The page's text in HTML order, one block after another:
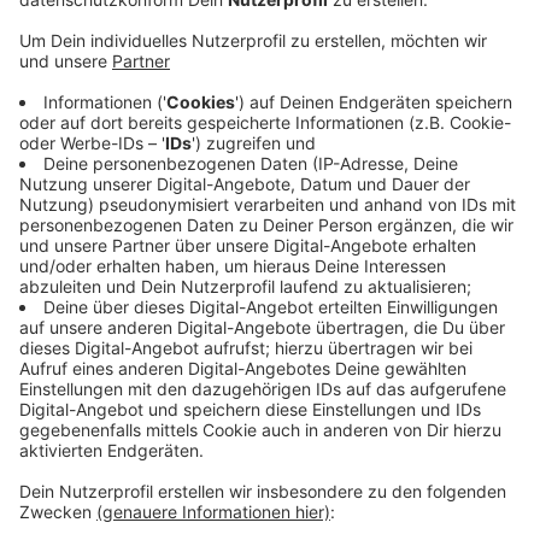
Nach einem Unfall kurz vor der Rheinbrücke in
Fahrtrichtung Wesel gab es am Nachmittag
Sperrungen. Von halb 4 bis halb 5 kam man von der
Xantener Straße aus Ginderich kommend nicht auf die
B58n nach Wesel und von dort auch nicht auf die
Rheinbrücke. Umleitung aus Xanten verliefen über die
Grünthalkreuzung und dann durch Büderich auf die
Rheinbrücke. Von Wesel kommend gab es laut Polizei
keine Sperrung.
Anzeige